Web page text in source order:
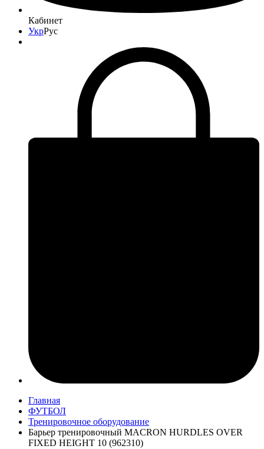
Кабинет
УкрРус
Главная
ФУТБОЛ
Тренировочное оборудование
Барьер тренировочный MACRON HURDLES OVER
FIXED HEIGHT 10 (962310)